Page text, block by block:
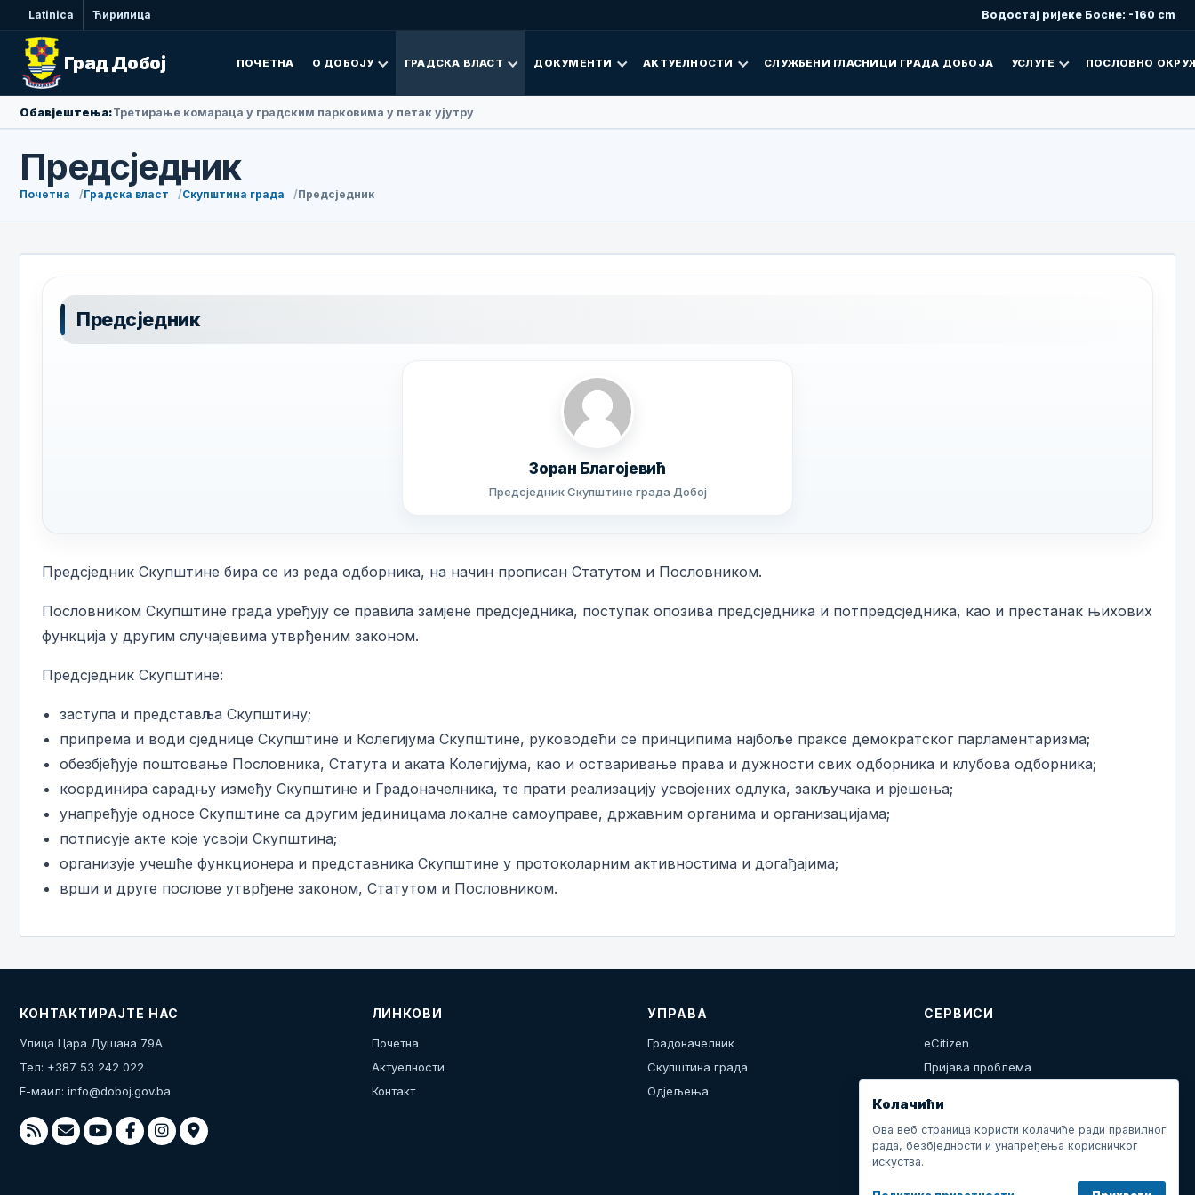
Latinica Ћирилица Водостај ријеке Босне: -160 cm
Град Добој ПОЧЕТНА О ДОБОЈУ ГРАДСКА ВЛАСТ ДОКУМЕНТИ АКТУЕЛНОСТИ СЛУЖБЕНИ ГЛАСНИЦИ ГРАДА ДОБОЈА УСЛУГЕ ПОСЛОВНО
Обавјештења:Амбасадорка Народне Републике Кине у БиХ Ли Фан посјетила Добој
Предсједник
Почетна Градска власт Скупштина града Предсједник
Предсједник
Зоран Благојевић
Предсједник Скупштине града Добој
Предсједник Скупштине бира се из реда одборника, на начин прописан Статутом и Пословником.
Пословником Скупштине града уређују се правила замјене предсједника, поступак опозива предсједника и потпредсједника, као и престанак њихових
функција у другим случајевима утврђеним законом.
Предсједник Скупштине:
заступа и представља Скупштину;
припрема и води сједнице Скупштине и Колегијума Скупштине, руководећи се принципима најбоље праксе демократског парламентаризма;
обезбјеђује поштовање Пословника, Статута и аката Колегијума, као и остваривање права и дужности свих одборника и клубова одборника;
координира сарадњу између Скупштине и Градоначелника, те прати реализацију усвојених одлука, закључака и рјешења;
унапређује односе Скупштине са другим јединицама локалне самоуправе, државним органима и организацијама;
потписује акте које усвоји Скупштина;
организује учешће функционера и представника Скупштине у протоколарним активностима и догађајима;
врши и друге послове утврђене законом, Статутом и Пословником.
КОНТАКТИРАЈТЕ НАС
Улица Цара Душана 79А
Тел: +387 53 242 022
Е-маил: info@doboj.gov.ba
ЛИНКОВИ
Почетна
Актуелности
Контакт
УПРАВА
Градоначелник
Скупштина града
Одјељења
СЕРВИСИ
eCitizen
Пријава проблема
Колачићи
Ова веб страница користи колачиће ради правилног
рада, безбједности и унапређења корисничког
искуства.